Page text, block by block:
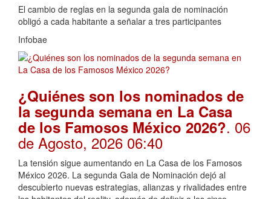
El cambio de reglas en la segunda gala de nominación
obligó a cada habitante a señalar a tres participantes
Infobae
¿Quiénes son los nominados de
la segunda semana en La Casa
de los Famosos México 2026?. 06
de Agosto, 2026 06:40
La tensión sigue aumentando en La Casa de los Famosos
México 2026. La segunda Gala de Nominación dejó al
descubierto nuevas estrategias, alianzas y rivalidades entre